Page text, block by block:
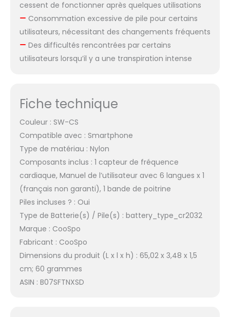
cessent de fonctionner après quelques utilisations
Consommation excessive de pile pour certains
utilisateurs, nécessitant des changements fréquents
Des difficultés rencontrées par certains
utilisateurs lorsqu’il y a une transpiration intense
Fiche technique
Couleur : SW-CS
Compatible avec : Smartphone
Type de matériau : Nylon
Composants inclus : 1 capteur de fréquence
cardiaque, Manuel de l’utilisateur avec 6 langues x 1
(français non garanti), 1 bande de poitrine
Piles incluses ? : Oui
Type de Batterie(s) / Pile(s) : battery_type_cr2032
Marque : CooSpo
Fabricant : CooSpo
Dimensions du produit (L x l x h) : 65,02 x 3,48 x 1,5
cm; 60 grammes
ASIN : B07SFTNXSD